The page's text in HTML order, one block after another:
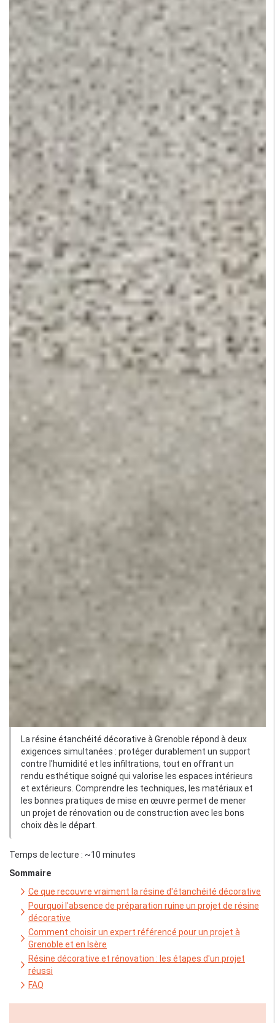
La résine étanchéité décorative à Grenoble répond à deux
exigences simultanées : protéger durablement un support
contre l'humidité et les infiltrations, tout en offrant un
rendu esthétique soigné qui valorise les espaces intérieurs
et extérieurs. Comprendre les techniques, les matériaux et
les bonnes pratiques de mise en œuvre permet de mener
un projet de rénovation ou de construction avec les bons
choix dès le départ.
Temps de lecture : ~10 minutes
Sommaire
Ce que recouvre vraiment la résine d'étanchéité décorative
Pourquoi l'absence de préparation ruine un projet de résine
décorative
Comment choisir un expert référencé pour un projet à
Grenoble et en Isère
Résine décorative et rénovation : les étapes d'un projet
réussi
FAQ